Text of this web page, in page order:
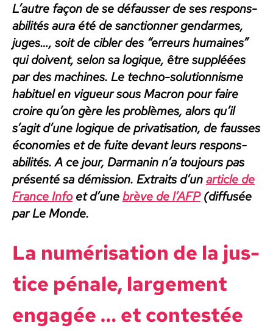
L’autre façon de se défauss­er de ses respon­s­
abil­ités aura été de sanc­tion­ner gen­darmes,
juges…, soit de cibler des “erreurs humaines”
qui doivent, selon sa logique, être sup­pléées
par des machines. Le tech­no-solu­tion­nisme
habituel en vigueur sous Macron pour faire
croire qu’on gère les prob­lèmes, alors qu’il
s’ag­it d’une logique de pri­vati­sa­tion, de fauss­es
économies et de fuite devant leurs respon­s­
abil­ités. A ce jour, Dar­manin n’a tou­jours pas
présen­té sa démis­sion. Extraits d’unarti­cle de
France Infoet d’unebrève de l’AFP(dif­fusée
par Le Monde.
La numéri­sa­tion de la jus­
tice pénale, large­ment
engagée … et con­testée